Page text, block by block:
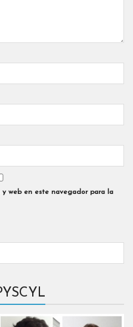
y web en este navegador para la